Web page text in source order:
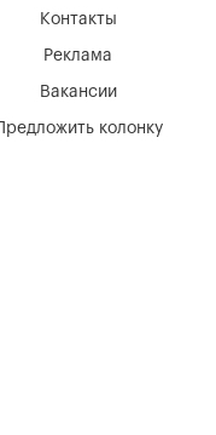
Вакансии
Реклама
Контакты
Предложить колонку